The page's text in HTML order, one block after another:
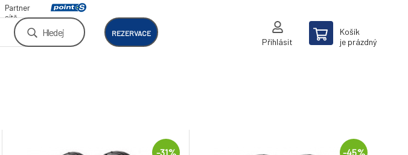
Partner
sítě
Hledej REZERVACE
Přihlásit
Košík
je prázdný
-31% -45%